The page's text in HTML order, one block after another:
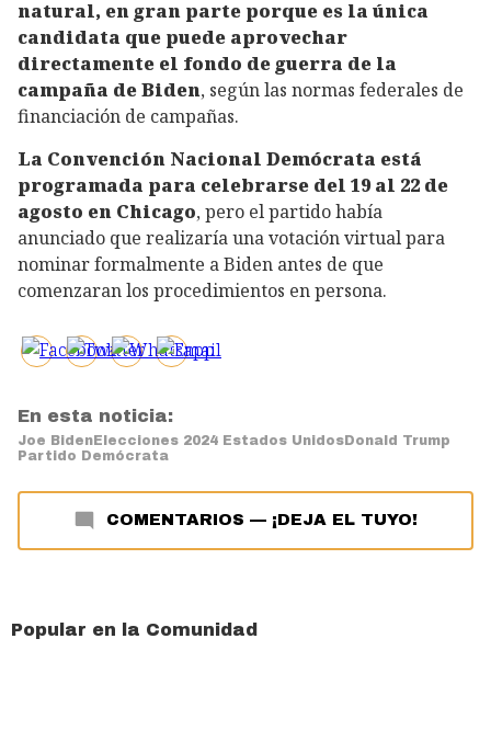
natural, en gran parte porque es la única
candidata que puede aprovechar
directamente el fondo de guerra de la
campaña de Biden, según las normas federales de
financiación de campañas.
La Convención Nacional Demócrata está
programada para celebrarse del 19 al 22 de
agosto en Chicago, pero el partido había
anunciado que realizaría una votación virtual para
nominar formalmente a Biden antes de que
comenzaran los procedimientos en persona.
En esta noticia:
Joe BidenElecciones 2024 Estados UnidosDonald Trump
Partido Demócrata
COMENTARIOS — ¡DEJA EL TUYO!
Popular en la Comunidad